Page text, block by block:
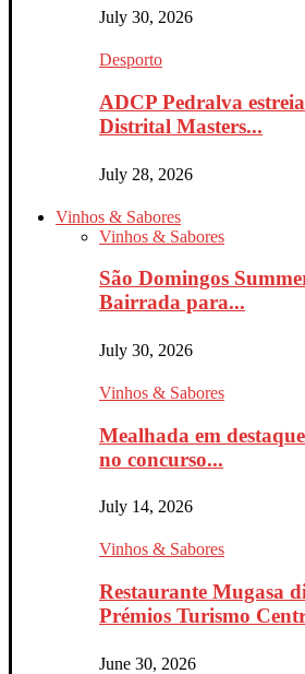
July 30, 2026
Desporto
ADCP Pedralva
Distrital Masters...
July 28, 2026
Vinhos & Sabores
Vinhos & Sabores
São Domingos
Bairrada para...
July 30, 2026
Vinhos & Sabores
Mealhada em
no concurso...
July 14, 2026
Vinhos & Sabores
Restaurante Mugasa
Prémios Turismo
June 30, 2026